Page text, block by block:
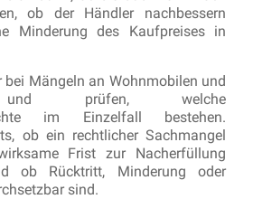
ob der Händler nachbessern
Minderung des Kaufpreises in
bei Mängeln an Wohnmobilen und
und prüfen, welche
im Einzelfall bestehen.
ob ein rechtlicher Sachmangel
Frist zur Nacherfüllung
ob Rücktritt, Minderung oder
sind.